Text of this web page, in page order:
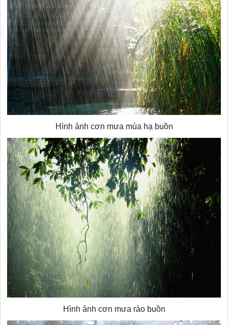
Hình ảnh cơn mưa mùa hạ buồn
Hình ảnh cơn mưa rào buồn